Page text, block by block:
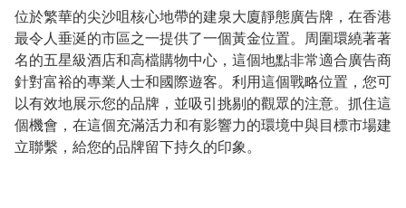
位於繁華的尖沙咀核心地帶的建泉大廈靜態廣告牌，在香港
最令人垂涎的市區之一提供了一個黃金位置。周圍環繞著著
名的五星級酒店和高檔購物中心，這個地點非常適合廣告商
針對富裕的專業人士和國際遊客。利用這個戰略位置，您可
以有效地展示您的品牌，並吸引挑剔的觀眾的注意。抓住這
個機會，在這個充滿活力和有影響力的環境中與目標市場建
立聯繫，給您的品牌留下持久的印象。